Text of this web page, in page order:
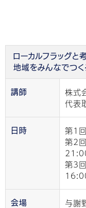
ローカルフラッグと
地域をみんなでつく
講師
株式
代表
日時
第1
第2
第3
会場 与謝